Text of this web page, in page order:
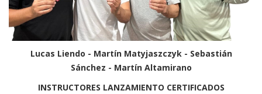
Lucas Liendo - Martín Matyjaszczyk - Sebastián
Sánchez - Martín Altamirano
INSTRUCTORES LANZAMIENTO CERTIFICADOS